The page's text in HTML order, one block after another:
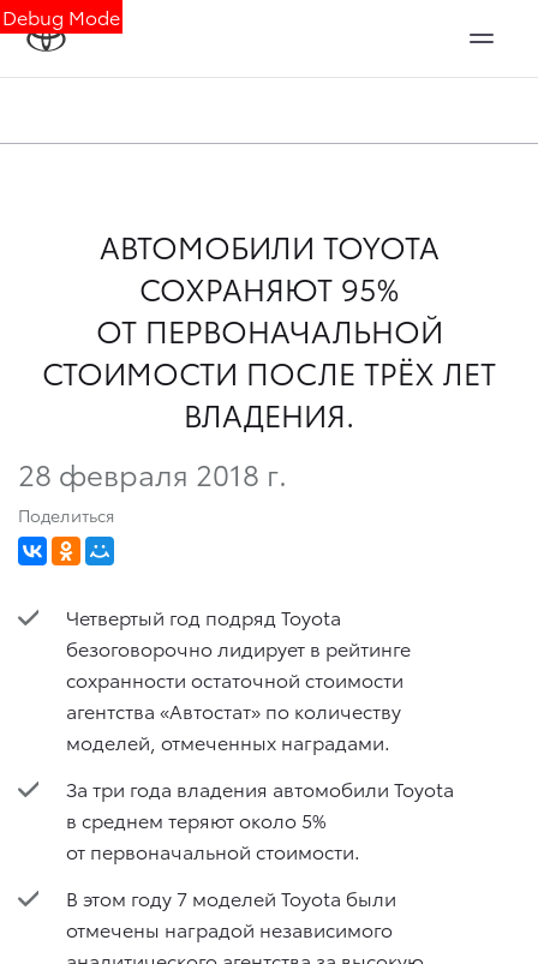
Debug Mode
АВТОМОБИЛИ TOYOTA
СОХРАНЯЮТ 95%
ОТ ПЕРВОНАЧАЛЬНОЙ
СТОИМОСТИ ПОСЛЕ ТРЁХ ЛЕТ
ВЛАДЕНИЯ.
28 февраля 2018 г.
Поделиться
Четвертый год подряд Toyota
безоговорочно лидирует в рейтинге
сохранности остаточной стоимости
агентства «Автостат» по количеству
моделей, отмеченных наградами.
За три года владения автомобили Toyota
в среднем теряют около 5%
от первоначальной стоимости.
В этом году 7 моделей Toyota были
отмечены наградой независимого